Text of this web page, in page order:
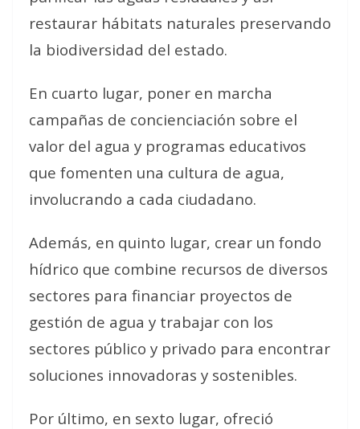
restaurar hábitats naturales preservando
la biodiversidad del estado.
En cuarto lugar, poner en marcha
campañas de concienciación sobre el
valor del agua y programas educativos
que fomenten una cultura de agua,
involucrando a cada ciudadano.
Además, en quinto lugar, crear un fondo
hídrico que combine recursos de diversos
sectores para financiar proyectos de
gestión de agua y trabajar con los
sectores público y privado para encontrar
soluciones innovadoras y sostenibles.
Por último, en sexto lugar, ofreció